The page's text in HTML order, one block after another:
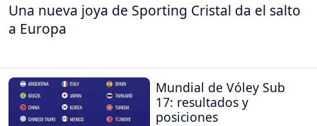
Una nueva joya de Sporting Cristal da el salto
a Europa
Mundial de Vóley Sub
17: resultados y
posiciones